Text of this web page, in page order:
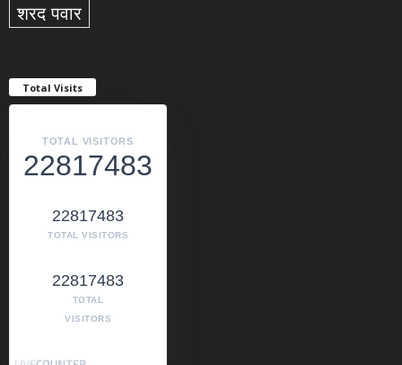
शरद पवार
Total Visits
TOTAL VISITORS
22817483
22817483
TOTAL VISITORS
22817483
TOTAL
VISITORS